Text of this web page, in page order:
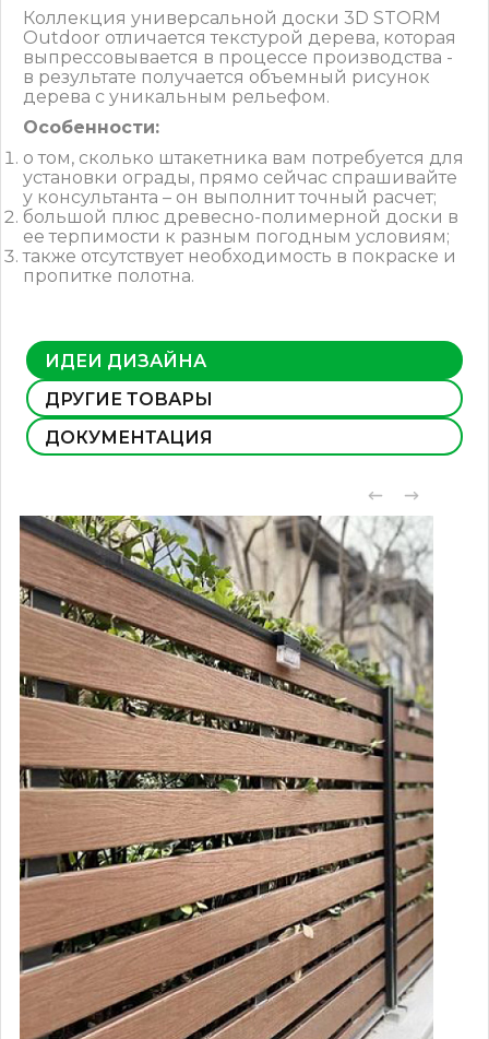
Коллекция универсальной доски 3D STORM
Outdoor отличается текстурой дерева, которая
выпрессовывается в процессе производства -
в результате получается объемный рисунок
дерева с уникальным рельефом.
Особенности:
о том, сколько штакетника вам потребуется для
установки ограды, прямо сейчас спрашивайте
у консультанта – он выполнит точный расчет;
большой плюс древесно-полимерной доски в
ее терпимости к разным погодным условиям;
также отсутствует необходимость в покраске и
пропитке полотна.
ИДЕИ ДИЗАЙНА
ДРУГИЕ ТОВАРЫ
ДОКУМЕНТАЦИЯ